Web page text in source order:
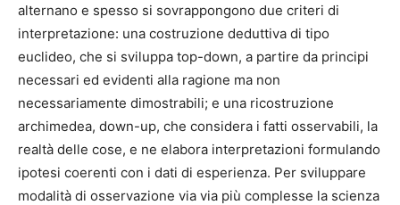
alternano e spesso si sovrappongono due criteri di
interpretazione: una costruzione deduttiva di tipo
euclideo, che si sviluppa top-down, a partire da principi
necessari ed evidenti alla ragione ma non
necessariamente dimostrabili; e una ricostruzione
archimedea, down-up, che considera i fatti osservabili, la
realtà delle cose, e ne elabora interpretazioni formulando
ipotesi coerenti con i dati di esperienza. Per sviluppare
modalità di osservazione via via più complesse la scienza